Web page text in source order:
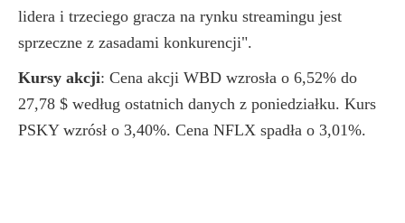
lidera i trzeciego gracza na rynku streamingu jest
sprzeczne z zasadami konkurencji".
Kursy akcji: Cena akcji WBD wzrosła o 6,52% do
27,78 $ według ostatnich danych z poniedziałku. Kurs
PSKY wzrósł o 3,40%. Cena NFLX spadła o 3,01%.